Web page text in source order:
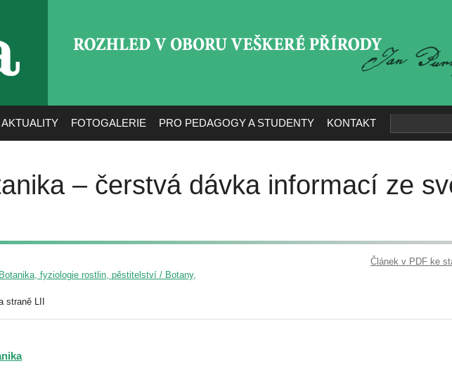
AKTUALITY FOTOGALERIE PRO PEDAGOGY A STUDENTY KONTAKT
– čerstvá dávka informací ze
Botanika, fyziologie rostlin, pěstitelství / Botany,
straně LII
Článek v PDF ke